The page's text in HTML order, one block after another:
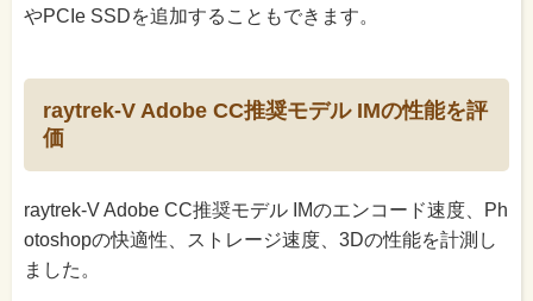
やPCIe SSDを追加することもできます。
raytrek-V Adobe CC推奨モデル IMの性能を評
価
raytrek-V Adobe CC推奨モデル IMのエンコード速度、Ph
otoshopの快適性、ストレージ速度、3Dの性能を計測し
ました。